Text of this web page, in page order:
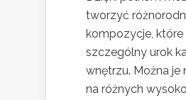
tworzyć
kompozycje, które
szczególny urok
wnętrzu. Można je
na różnych